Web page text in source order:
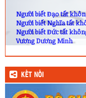
Người biết Đạo tất
Người biết Nghĩa tất
Người biết Đức tất
Vương Dương Minh
KẾT NỐI